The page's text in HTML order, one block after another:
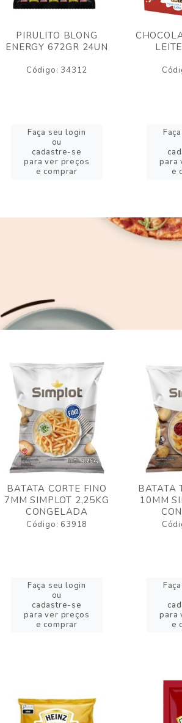
PIRULITO BLONG
ENERGY 672GR 24UN
Código: 34312
Faça seu login
ou
cadastre-se
para ver preços
e comprar
para
e
BATATA CORTE FINO
7MM SIMPLOT 2,25KG
CONGELADA
Código: 63918
Faça seu login
ou
cadastre-se
para ver preços
e comprar
BATATA
10MM
para
e